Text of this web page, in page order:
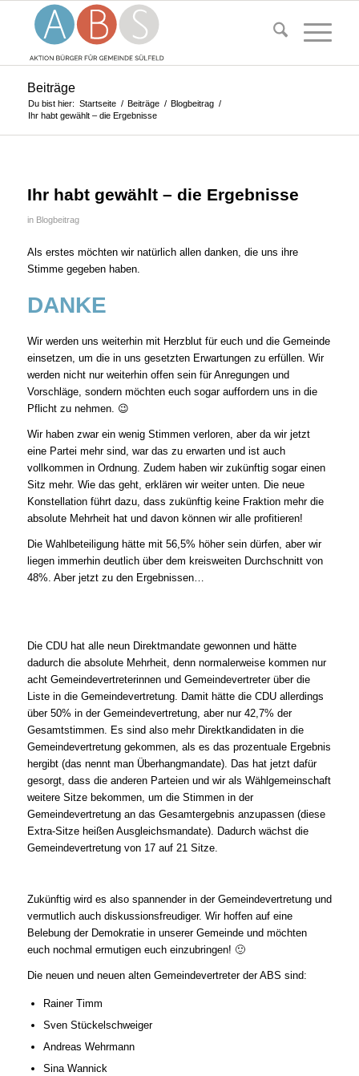
Beiträge
Du bist hier: Startseite / Beiträge / Blogbeitrag /
Ihr habt gewählt – die Ergebnisse
Ihr habt gewählt – die Ergebnisse
in Blogbeitrag
Als erstes möchten wir natürlich allen danken, die uns ihre
Stimme gegeben haben.
DANKE
Wir werden uns weiterhin mit Herzblut für euch und die Gemeinde
einsetzen, um die in uns gesetzten Erwartungen zu erfüllen. Wir
werden nicht nur weiterhin offen sein für Anregungen und
Vorschläge, sondern möchten euch sogar auffordern uns in die
Pflicht zu nehmen. 😉
Wir haben zwar ein wenig Stimmen verloren, aber da wir jetzt
eine Partei mehr sind, war das zu erwarten und ist auch
vollkommen in Ordnung. Zudem haben wir zukünftig sogar einen
Sitz mehr. Wie das geht, erklären wir weiter unten. Die neue
Konstellation führt dazu, dass zukünftig keine Fraktion mehr die
absolute Mehrheit hat und davon können wir alle profitieren!
Die Wahlbeteiligung hätte mit 56,5% höher sein dürfen, aber wir
liegen immerhin deutlich über dem kreisweiten Durchschnitt von
48%. Aber jetzt zu den Ergebnissen…
Die CDU hat alle neun Direktmandate gewonnen und hätte
dadurch die absolute Mehrheit, denn normalerweise kommen nur
acht Gemeindevertreterinnen und Gemeindevertreter über die
Liste in die Gemeindevertretung. Damit hätte die CDU allerdings
über 50% in der Gemeindevertretung, aber nur 42,7% der
Gesamtstimmen. Es sind also mehr Direktkandidaten in die
Gemeindevertretung gekommen, als es das prozentuale Ergebnis
hergibt (das nennt man Überhangmandate). Das hat jetzt dafür
gesorgt, dass die anderen Parteien und wir als Wählgemeinschaft
weitere Sitze bekommen, um die Stimmen in der
Gemeindevertretung an das Gesamtergebnis anzupassen (diese
Extra-Sitze heißen Ausgleichsmandate). Dadurch wächst die
Gemeindevertretung von 17 auf 21 Sitze.
Zukünftig wird es also spannender in der Gemeindevertretung und
vermutlich auch diskussionsfreudiger. Wir hoffen auf eine
Belebung der Demokratie in unserer Gemeinde und möchten
euch nochmal ermutigen euch einzubringen! 🙂
Die neuen und neuen alten Gemeindevertreter der ABS sind:
Rainer Timm
Sven Stückelschweiger
Andreas Wehrmann
Sina Wannick